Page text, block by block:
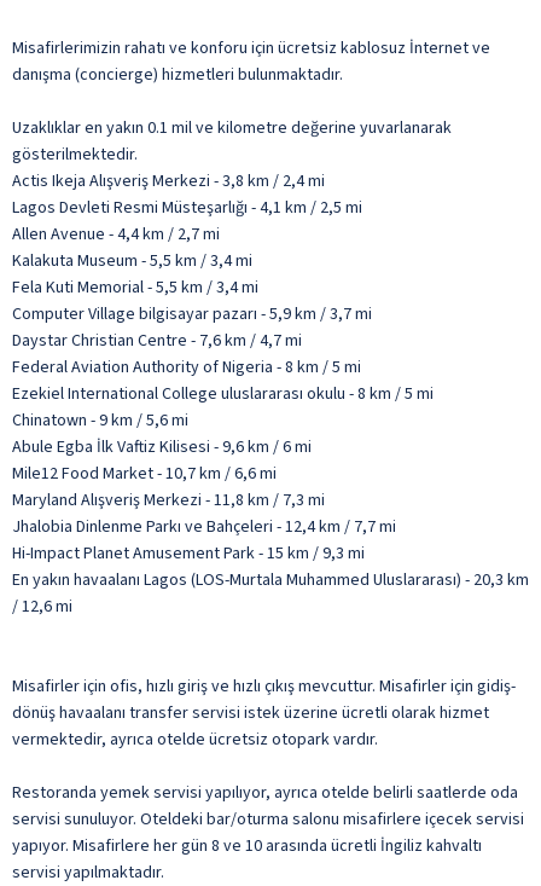
Misafirlerimizin rahatı ve konforu için ücretsiz kablosuz İnternet ve
danışma (concierge) hizmetleri bulunmaktadır.
Uzaklıklar en yakın 0.1 mil ve kilometre değerine yuvarlanarak
gösterilmektedir.
Actis Ikeja Alışveriş Merkezi - 3,8 km / 2,4 mi
Lagos Devleti Resmi Müsteşarlığı - 4,1 km / 2,5 mi
Allen Avenue - 4,4 km / 2,7 mi
Kalakuta Museum - 5,5 km / 3,4 mi
Fela Kuti Memorial - 5,5 km / 3,4 mi
Computer Village bilgisayar pazarı - 5,9 km / 3,7 mi
Daystar Christian Centre - 7,6 km / 4,7 mi
Federal Aviation Authority of Nigeria - 8 km / 5 mi
Ezekiel International College uluslararası okulu - 8 km / 5 mi
Chinatown - 9 km / 5,6 mi
Abule Egba İlk Vaftiz Kilisesi - 9,6 km / 6 mi
Mile12 Food Market - 10,7 km / 6,6 mi
Maryland Alışveriş Merkezi - 11,8 km / 7,3 mi
Jhalobia Dinlenme Parkı ve Bahçeleri - 12,4 km / 7,7 mi
Hi-Impact Planet Amusement Park - 15 km / 9,3 mi
En yakın havaalanı Lagos (LOS-Murtala Muhammed Uluslararası) - 20,3 km
/ 12,6 mi
Misafirler için ofis, hızlı giriş ve hızlı çıkış mevcuttur. Misafirler için gidiş-
dönüş havaalanı transfer servisi istek üzerine ücretli olarak hizmet
vermektedir, ayrıca otelde ücretsiz otopark vardır.
Restoranda yemek servisi yapılıyor, ayrıca otelde belirli saatlerde oda
servisi sunuluyor. Oteldeki bar/oturma salonu misafirlere içecek servisi
yapıyor. Misafirlere her gün 8 ve 10 arasında ücretli İngiliz kahvaltı
servisi yapılmaktadır.